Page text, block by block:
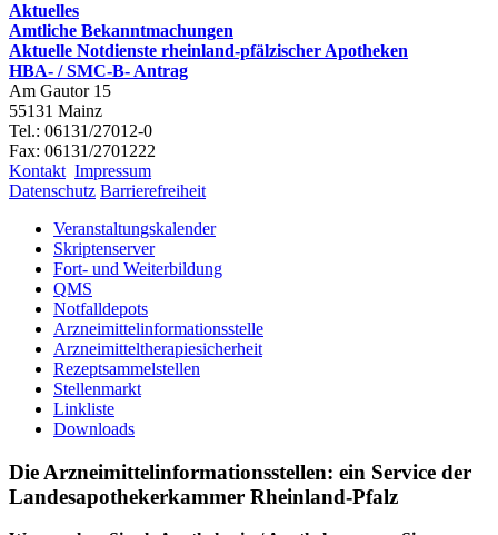
Aktuelles
Amtliche Bekanntmachungen
Aktuelle Notdienste rheinland-pfälzischer Apotheken
HBA- / SMC-B- Antrag
Am Gautor 15
55131 Mainz
Tel.: 06131/27012-0
Fax: 06131/2701222
Kontakt Impressum
Datenschutz Barrierefreiheit
Veranstaltungskalender
Skriptenserver
Fort- und Weiterbildung
QMS
Notfalldepots
Arzneimittelinformationsstelle
Arzneimitteltherapiesicherheit
Rezeptsammelstellen
Stellenmarkt
Linkliste
Downloads
Die Arzneimittelinformationsstellen: ein Service der
Landesapothekerkammer Rheinland-Pfalz